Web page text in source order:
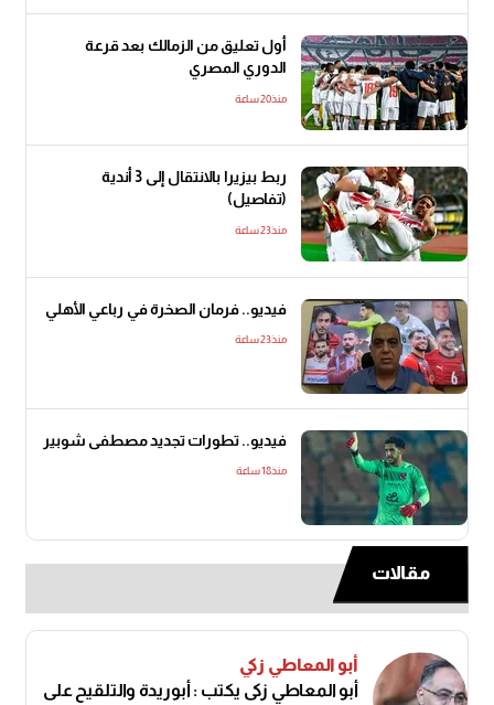
أول تعليق من الزمالك بعد قرعة
الدوري المصري
منذ20 ساعة
ربط بيزيرا بالانتقال إلى 3 أندية
(تفاصيل)
منذ23 ساعة
فيديو.. فرمان الصخرة في رباعي الأهلي
منذ23 ساعة
فيديو.. تطورات تجديد مصطفى شوبير
منذ18 ساعة
مقالات
أبو المعاطي زكي
أبو المعاطي زكى يكتب : أبوريدة والتلقيح على